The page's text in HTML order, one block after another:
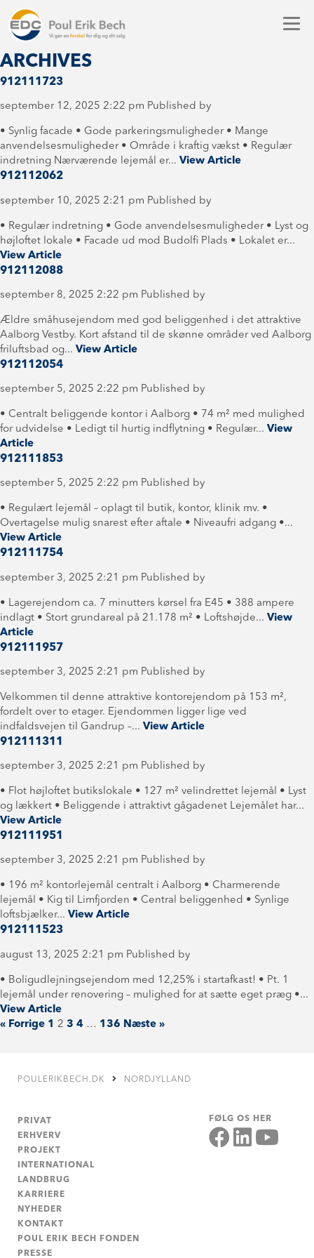
ARCHIVES
912111723
september 12, 2025 2:22 pm Published by
• Synlig facade • Gode parkeringsmuligheder • Mange
anvendelsesmuligheder • Område i kraftig vækst • Regulær
indretning Nærværende lejemål er... View Article
912112062
september 10, 2025 2:21 pm Published by
• Regulær indretning • Gode anvendelsesmuligheder • Lyst og
højloftet lokale • Facade ud mod Budolfi Plads • Lokalet er...
View Article
912112088
september 8, 2025 2:22 pm Published by
Ældre småhusejendom med god beliggenhed i det attraktive
Aalborg Vestby. Kort afstand til de skønne områder ved Aalborg
friluftsbad og... View Article
912112054
september 5, 2025 2:22 pm Published by
• Centralt beliggende kontor i Aalborg • 74 m² med mulighed
for udvidelse • Ledigt til hurtig indflytning • Regulær... View
Article
912111853
september 5, 2025 2:22 pm Published by
• Regulært lejemål – oplagt til butik, kontor, klinik mv. •
Overtagelse mulig snarest efter aftale • Niveaufri adgang •...
View Article
912111754
september 3, 2025 2:21 pm Published by
• Lagerejendom ca. 7 minutters kørsel fra E45 • 388 ampere
indlagt • Stort grundareal på 21.178 m² • Loftshøjde... View
Article
912111957
september 3, 2025 2:21 pm Published by
Velkommen til denne attraktive kontorejendom på 153 m²,
fordelt over to etager. Ejendommen ligger lige ved
indfaldsvejen til Gandrup –... View Article
912111311
september 3, 2025 2:21 pm Published by
• Flot højloftet butikslokale • 127 m² velindrettet lejemål • Lyst
og lækkert • Beliggende i attraktivt gågadenet Lejemålet har...
View Article
912111951
september 3, 2025 2:21 pm Published by
• 196 m² kontorlejemål centralt i Aalborg • Charmerende
lejemål • Kig til Limfjorden • Central beliggenhed • Synlige
loftsbjælker... View Article
912111523
august 13, 2025 2:21 pm Published by
• Boligudlejningsejendom med 12,25% i startafkast! • Pt. 1
lejemål under renovering – mulighed for at sætte eget præg •...
View Article
« Forrige 1 2 3 4 … 136 Næste »
POULERIKBECH.DK NORDJYLLAND
PRIVAT
ERHVERV
PROJEKT
INTERNATIONAL
LANDBRUG
KARRIERE
NYHEDER
KONTAKT
POUL ERIK BECH FONDEN
PRESSE
FØLG OS HER